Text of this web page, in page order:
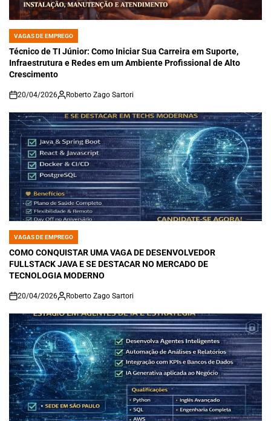
POSTED
IN
VAGAS DE EMPREGO
Técnico de TI Júnior: Como Iniciar Sua Carreira em Suporte,
Infraestrutura e Redes em um Ambiente Profissional de Alto
Crescimento
on
20/04/2026 Roberto Zago Sartori
POSTED
IN
VAGAS DE EMPREGO
COMO CONQUISTAR UMA VAGA DE DESENVOLVEDOR
FULLSTACK JAVA E SE DESTACAR NO MERCADO DE
TECNOLOGIA MODERNO
on
20/04/2026 Roberto Zago Sartori